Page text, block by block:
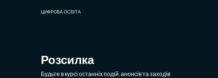
ЦИФРОВА ОСВІТА
Розсилка
Будьте в курсі останніх подій, анонсів та заходів